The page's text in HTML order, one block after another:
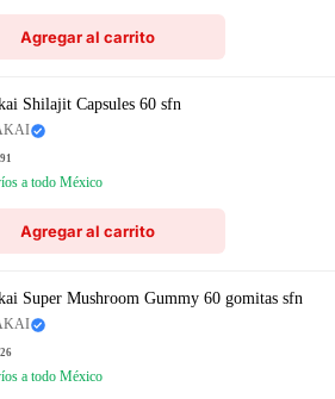
Agregar al carrito
Shilajit Capsules 60 sfn
a todo México
Agregar al carrito
Super Mushroom Gummy 60 gomitas sfn
a todo México